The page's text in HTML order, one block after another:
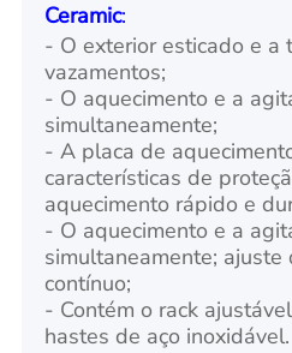
Ceramic:
- O exterior esticado e a
vazamentos;
- O aquecimento e a
simultaneamente;
- A placa de
características de
aquecimento rápido e
- O aquecimento e a
simultaneamente; ajuste
contínuo;
- Contém o rack
hastes de aço inoxidável.